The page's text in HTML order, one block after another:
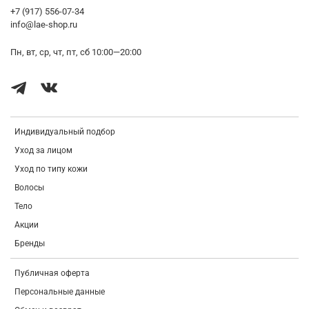
Индивидуальный подбор
Уход за лицом
Уход по типу кожи
Волосы
Тело
Акции
Бренды
Публичная оферта
Персональные данные
+7 (917) 556-07-34
info@lae-shop.ru
Пн, вт, ср, чт, пт, сб 10:00—20:00